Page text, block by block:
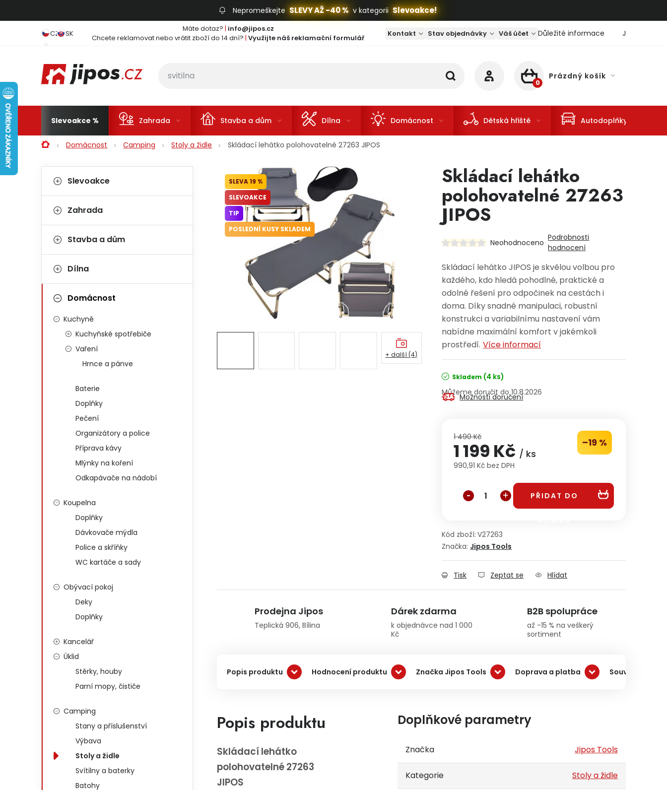
Nepromeškejte SLEVY AŽ -40 % v kategorii Slevoakce!
CZ SK Máte dotaz? | info@jipos.cz
Chcete reklamovat nebo vrátit zboží do 14 dní? | Využijte náš reklamační formulář Kontakt Stav objednávky Váš účet Důležité informace Jaký je
NÁKUPNÍ KOŠÍK
Prázdný košík
Slevoakce Zahrada Stavba a dům Dílna Domácnost Dětská hřiště Autodoplňky
DomůDomácnost Camping Stoly a židle Skládací lehátko polohovatelné 27263 JIPOS
Postranní panel
Kategorie
Slevoakce
Zahrada
Stavba a dům
Dílna
Domácnost
Kuchyně
Kuchyňské spotřebiče
Vaření
Hrnce a pánve
Baterie
Doplňky
Pečení
Organizátory a police
Příprava kávy
Mlýnky na koření
Odkapávače na nádobí
Koupelna
Doplňky
Dávkovače mýdla
Police a skříňky
WC kartáče a sady
Obývací pokoj
Deky
Doplňky
Kancelář
Úklid
Stěrky, houby
Parní mopy, čističe
Camping
Stany a příslušenství
Výbava
Stoly a židle
Svítilny a baterky
Batohy
Skládací lehátko
polohovatelné 27263
JIPOS
Neohodnoceno
Podrobnosti
hodnocení
Skládací lehátko JIPOS je skvělou volbou pro
každého, kdo hledá pohodlné, praktické a
odolné řešení pro odpočinek na cestách i
doma. Díky snadné manipulaci, robustní
konstrukci a variabilnímu nastavení vám
nabídne maximální komfort v jakémkoli
prostředí. Více informací
Skladem (4 ks)
10.8.2026
Možnosti doručení
1 490 Kč –19 %
1 199 Kč / ks
990,91 Kč bez DPH
PŘIDAT DO
Kód zboží: V27263
Značka: Jipos Tools
Tisk Zeptat se Hlídat
19 %
SLEVOAKCE
TIP
POSLEDNÍ KUSY SKLADEM
+ další (4)
Prodejna Jipos
Teplická 906, Bílina
Dárek zdarma
k objednávce nad 1 000
Kč
B2B spolupráce
až -15 % na veškerý
sortiment
Popis produktu Hodnocení produktu Značka Jipos Tools Doprava a platba Související
Popis produktu
Skládací lehátko
polohovatelné 27263
JIPOS
Doplňkové parametry
Značka Jipos Tools
Kategorie Stoly a židle